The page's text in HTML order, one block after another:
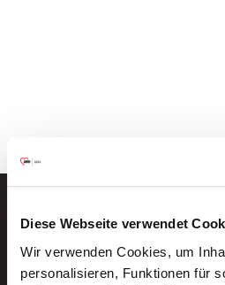
Diese Webseite verwendet
Wir verwenden Cookies, um
personalisieren, Funktionen für
Neue Stellen